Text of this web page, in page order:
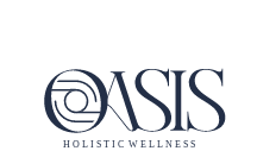
contenido